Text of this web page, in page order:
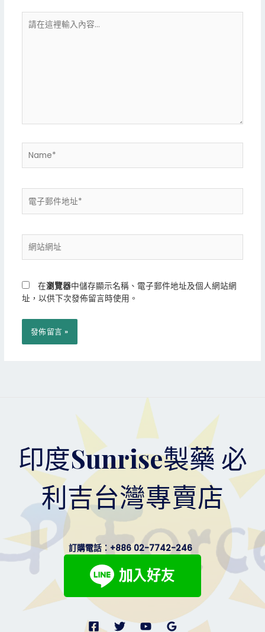
在
地
站
在瀏覽器中儲存顯示名稱、電子郵件地址及個人網站網
址，以供下次發佈留言時使用。
印度Sunrise製藥 必
利吉台灣專賣店
訂購電話： +886 02-7742-246